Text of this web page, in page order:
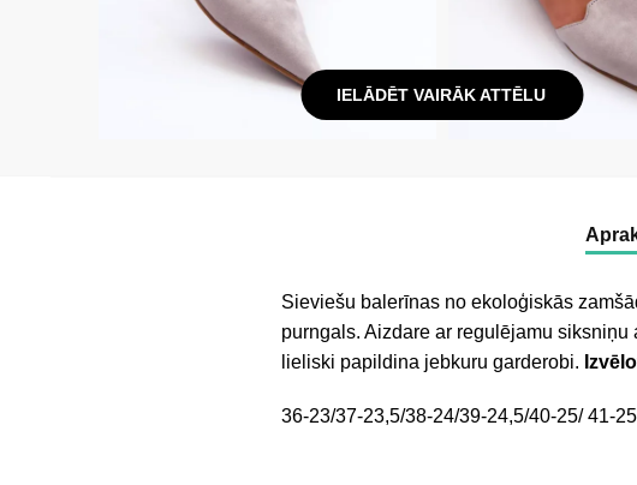
IELĀDĒT VAIRĀK ATTĒLU
Sieviešu balerīnas no ekoloģiskās
purngals. Aizdare ar regulējamu
lieliski papildina jebkuru garderobi.
36-23/37-23,5/38-24/39-24,5/40-25/ 41-